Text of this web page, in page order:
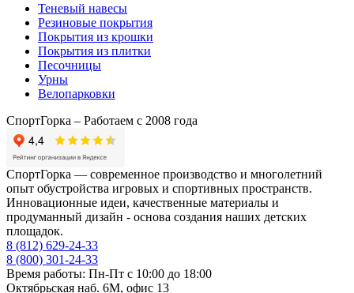
Теневый навесы
Резиновые покрытия
Покрытия из крошки
Покрытия из плитки
Песочницы
Урны
Велопарковки
СпортГорка – Работаем с 2008 года
СпортГорка — современное производство и многолетний
опыт обустройства игровых и спортивных пространств.
Инновационные идеи, качественные материалы и
продуманный дизайн - основа создания наших детских
площадок.
8 (812) 629-24-33
8 (800) 301-24-33
Время работы: Пн-Пт с 10:00 до 18:00
Октябрьская наб. 6М, офис 13